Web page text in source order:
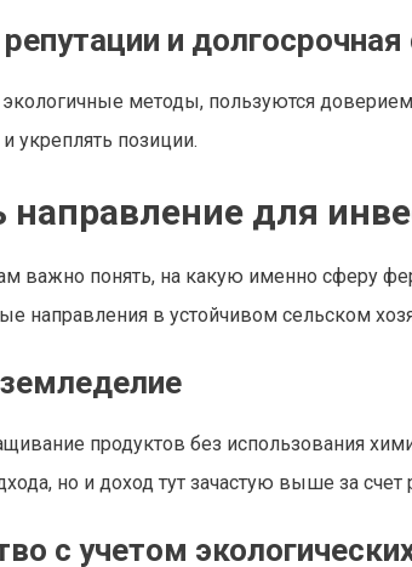
и долгосрочная
методы, пользуются доверием
укреплять позиции.
направление для
важно понять, на какую именно сферу
направления в устойчивом сельском
продуктов без использования
но и доход тут зачастую выше за счет
с учетом